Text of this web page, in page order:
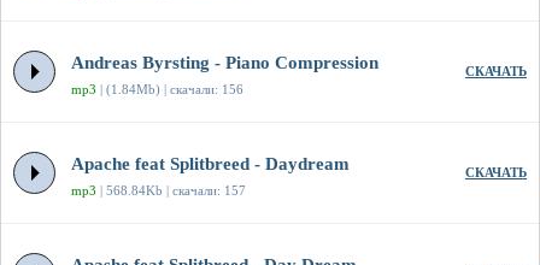
Andreas Byrsting - Piano Compression
mp3 | (1.84Mb) | скачали: 156
СКАЧАТЬ
Apache feat Splitbreed - Daydream
mp3 | 568.84Kb | скачали: 157
СКАЧАТЬ